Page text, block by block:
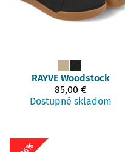
RAYVE Woodstock
85,00 €
Dostupné skladom